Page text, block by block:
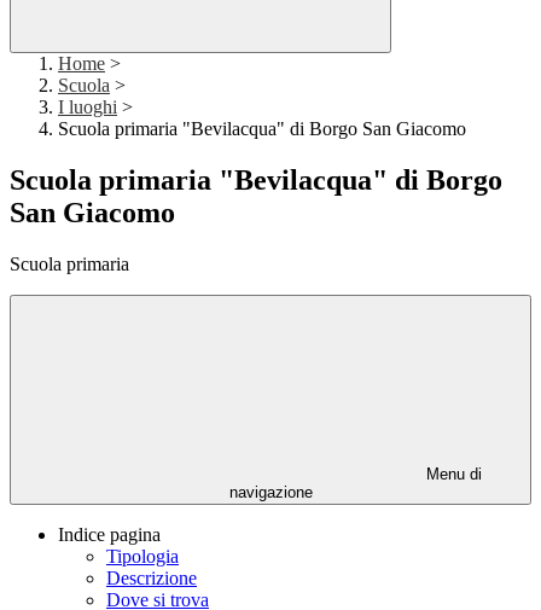
Home >
Scuola >
I luoghi >
Scuola primaria "Bevilacqua" di Borgo San Giacomo
Scuola primaria "Bevilacqua" di Borgo
San Giacomo
Scuola primaria
Menu di
navigazione
Indice pagina
Tipologia
Descrizione
Dove si trova